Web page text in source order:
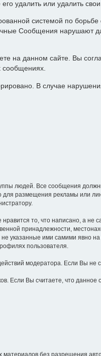
удалить или удалить
системой по
Сообщения нарушают
на данном сайте. Вы
сообщениях.
В случае
людей. Все сообщения
размещения рекламы или
то, что написано, а не
принадлежности,
не указанные ими самими явно
пользователя.
модератора. Если Вы
Если Вы считаете, что